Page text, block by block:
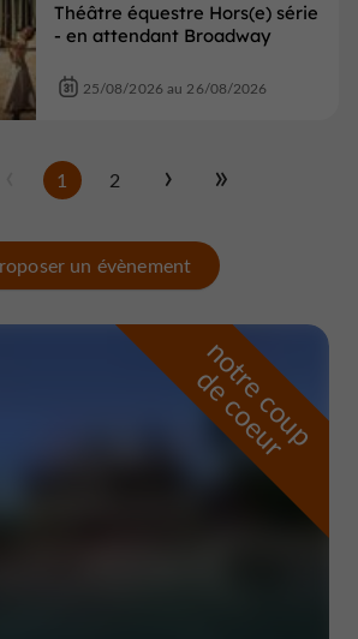
Théâtre équestre Hors(e) série
- en attendant Broadway
25/08/2026 au 26/08/2026
1 2
un évènement
n
o
t
r
e
c
o
u
p
d
e
c
o
e
u
r